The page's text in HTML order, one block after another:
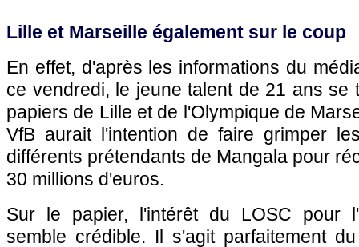
Lille et Marseille également sur le coup
En effet, d'après les informations du
ce vendredi, le jeune talent de 21 ans se
papiers de Lille et de l'Olympique de
VfB aurait l'intention de faire grimper
différents prétendants de Mangala pour
30 millions d'euros.
Sur le papier, l'intérêt du LOSC pour
semble crédible. Il s'agit parfaitement